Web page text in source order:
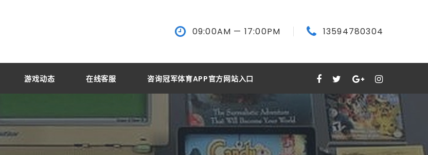
09:00AM — 17:00PM 13594780304
游戏动态 在线客服 咨询冠军体育APP官方网站入口